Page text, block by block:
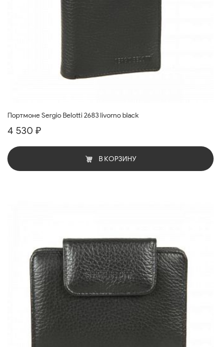
Портмоне Sergio Belotti 2683 livorno black
4 530 ₽
В КОРЗИНУ